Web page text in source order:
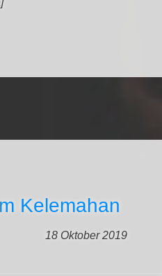
Kelemahan
18 Oktober 2019